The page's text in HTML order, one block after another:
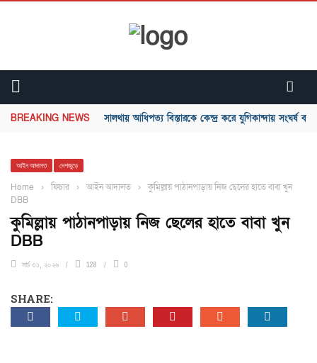
BREAKING NEWS সালথায় আধিপত্য বিস্তারকে কেন্দ্র করে যুগিকান্দায় সংঘর্ষ
আইন আদালত দেশজুড়ে
Home › ফিচার › আইন আদালত ›
কুমিল্লায় পাঠানপাড়ায় নিজ ছেলের হাতে বাবা খুন
DBB
কুমিল্লায় পাঠানপাড়ায় নিজ ছেলের হাতে বাবা খুন
DBB
মার্চ ৩১, ২০২৬ 128 0
SHARE: